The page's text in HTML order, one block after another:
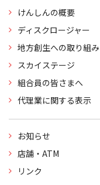
けんしんの概要
ディスクロージャー
地方創生への取り組み
スカイステージ
組合員の皆さまへ
代理業に関する表示
お知らせ
店舗・ATM
リンク